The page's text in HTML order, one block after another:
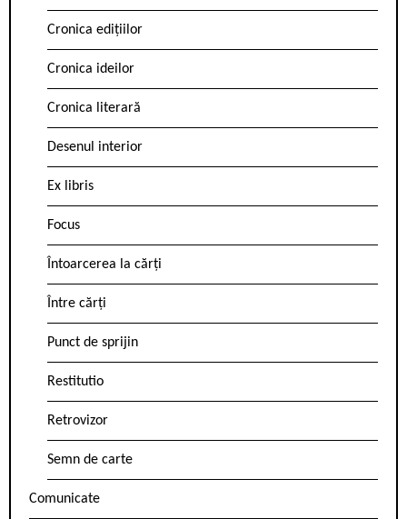
Cronica edițiilor
Cronica ideilor
Cronica literară
Desenul interior
Ex libris
Focus
Întoarcerea la cărți
Între cărți
Punct de sprijin
Restitutio
Retrovizor
Semn de carte
Comunicate